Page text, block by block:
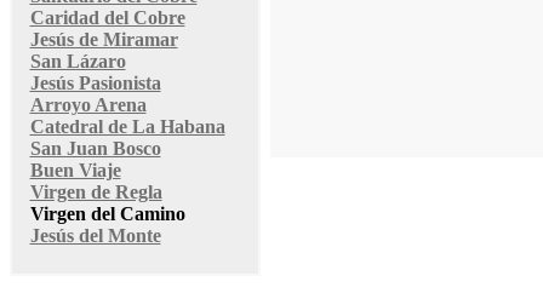
Caridad del Cobre
Jesús de Miramar
San Lázaro
Jesús Pasionista
Arroyo Arena
Catedral de La Habana
San Juan Bosco
Buen Viaje
Virgen de Regla
Virgen del Camino
Jesús del Monte